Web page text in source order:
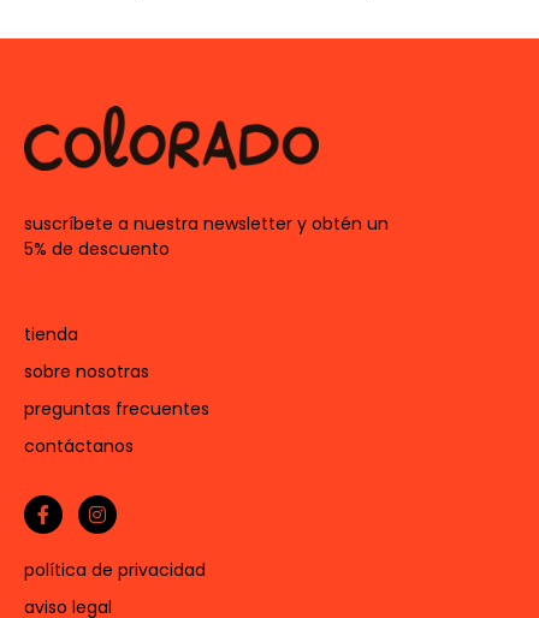
suscríbete a nuestra newsletter y obtén un
5% de descuento
tienda
sobre nosotras
preguntas frecuentes
contáctanos
política de privacidad
aviso legal